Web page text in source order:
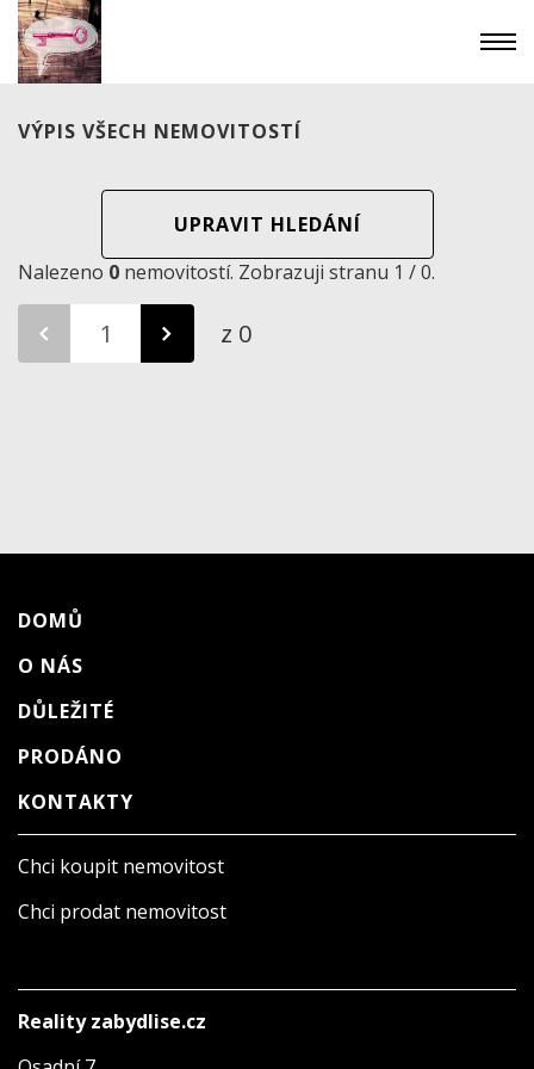
VÝPIS VŠECH NEMOVITOSTÍ
UPRAVIT HLEDÁNÍ
Nalezeno 0 nemovitostí. Zobrazuji stranu 1 / 0.
z 0
DOMŮ
O NÁS
DŮLEŽITÉ
PRODÁNO
KONTAKTY
Chci koupit nemovitost
Chci prodat nemovitost
Reality zabydlise.cz